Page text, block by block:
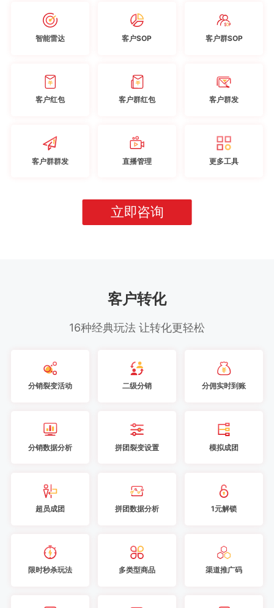
智能雷达 客户SOP 客户群SOP
客户红包 客户群红包 客户群发
客户群群发 直播管理 更多工具
立即咨询
客户转化
16种经典玩法 让转化更轻松
分销裂变活动 二级分销 分佣实时到账
分销数据分析 拼团裂变设置 模拟成团
超员成团 拼团数据分析 1元解锁
限时秒杀玩法 多类型商品 渠道推广码